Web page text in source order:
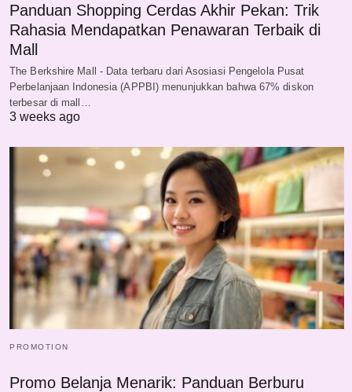
Panduan Shopping Cerdas Akhir Pekan: Trik
Rahasia Mendapatkan Penawaran Terbaik di
Mall
The Berkshire Mall - Data terbaru dari Asosiasi Pengelola Pusat
Perbelanjaan Indonesia (APPBI) menunjukkan bahwa 67% diskon
terbesar di mall…
3 weeks ago
PROMOTION
Promo Belanja Menarik: Panduan Berburu